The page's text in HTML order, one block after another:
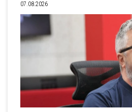
07.08.2026